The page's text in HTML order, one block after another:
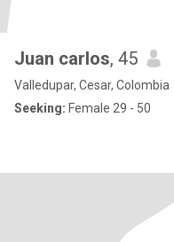
Juan carlos, 45
Valledupar, Cesar, Colombia
Seeking: Female 29 - 50